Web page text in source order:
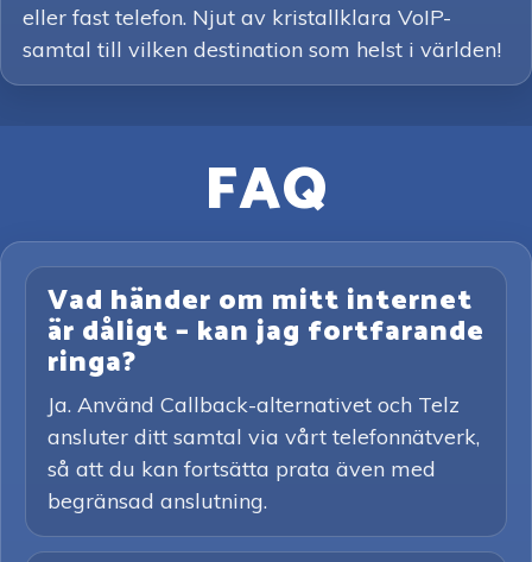
eller fast telefon. Njut av kristallklara VoIP-
samtal till vilken destination som helst i världen!
FAQ
Vad händer om mitt internet
är dåligt – kan jag fortfarande
ringa?
Ja. Använd Callback-alternativet och Telz
ansluter ditt samtal via vårt telefonnätverk,
så att du kan fortsätta prata även med
begränsad anslutning.